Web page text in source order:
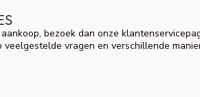
bezoek dan onze
vragen en verschillende